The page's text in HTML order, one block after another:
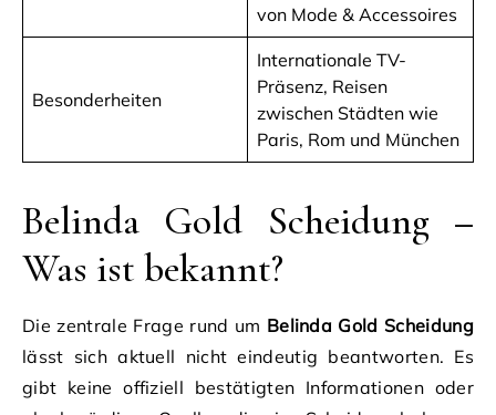
von Mode & Accessoires
Besonderheiten
Internationale TV-
Präsenz, Reisen
zwischen Städten wie
Paris, Rom und München
Belinda Gold Scheidung –
Was ist bekannt?
Die zentrale Frage rund um Belinda Gold Scheidung
lässt sich aktuell nicht eindeutig beantworten. Es
gibt keine offiziell bestätigten Informationen oder